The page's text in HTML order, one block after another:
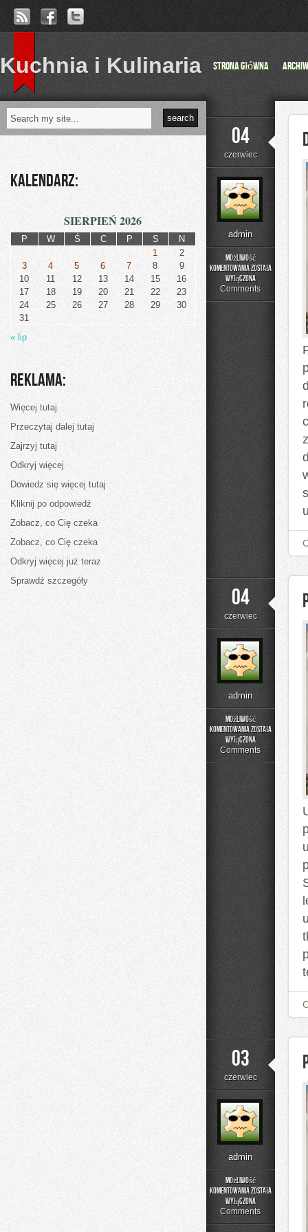
Kuchnia i Kulinaria Strona główna
04
czerwiec
admin
Możliwość
komentowania
Projekty
została
wyłączona
Comments
04
czerwiec
admin
Możliwość
komentowania
Poradnik
Prania
została
wyłączona
Comments
03
czerwiec
admin
Możliwość
komentowania
Poradnik
Rodzica
została
wyłączona
Comments
Kalendarz:
SIERPIEŃ 2026
P W Ś C P S
N
1
2
3
4 5 6 7 8
9
10
11 12 13 14 15
16
17
18 19 20 21 22
23
24
25 26 27 28 29
30
31
« lip
Reklama:
Więcej tutaj
Przeczytaj dalej tutaj
Zajrzyj tutaj
Odkryj więcej
Dowiedz się więcej tutaj
Kliknij po odpowiedź
Zobacz, co Cię czeka
Zobacz, co Cię czeka
Odkryj więcej już teraz
Sprawdź szczegóły